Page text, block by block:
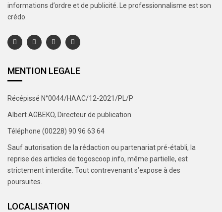
informations d’ordre et de publicité. Le professionnalisme est son
crédo.
MENTION LEGALE
Récépissé N°0044/HAAC/12-2021/PL/P
Albert AGBEKO, Directeur de publication
Téléphone (00228) 90 96 63 64
Sauf autorisation de la rédaction ou partenariat pré-établi, la
reprise des articles de togoscoop.info, même partielle, est
strictement interdite. Tout contrevenant s’expose à des
poursuites.
LOCALISATION